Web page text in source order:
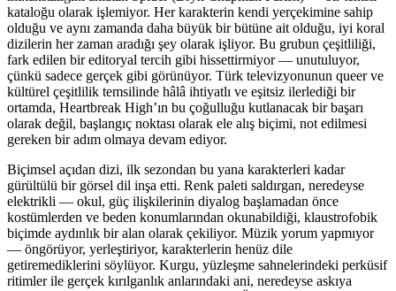
kataloğu olarak işlemiyor. Her karakterin kendi yerçekimine sahip
olduğu ve aynı zamanda daha büyük bir bütüne ait olduğu, iyi koral
dizilerin her zaman aradığı şey olarak işliyor. Bu grubun çeşitliliği,
fark edilen bir editoryal tercih gibi hissettirmiyor — unutuluyor,
çünkü sadece gerçek gibi görünüyor. Türk televizyonunun queer ve
kültürel çeşitlilik temsilinde hâlâ ihtiyatlı ve eşitsiz ilerlediği bir
ortamda, Heartbreak High’ın bu çoğulluğu kutlanacak bir başarı
olarak değil, başlangıç noktası olarak ele alış biçimi, not edilmesi
gereken bir adım olmaya devam ediyor.
Biçimsel açıdan dizi, ilk sezondan bu yana karakterleri kadar
gürültülü bir görsel dil inşa etti. Renk paleti saldırgan, neredeyse
elektrikli — okul, güç ilişkilerinin diyalog başlamadan önce
kostümlerden ve beden konumlarından okunabildiği, klaustrofobik
biçimde aydınlık bir alan olarak çekiliyor. Müzik yorum yapmıyor
— öngörüyor, yerleştiriyor, karakterlerin henüz dile
getiremediklerini söylüyor. Kurgu, yüzleşme sahnelerindeki perküsif
ritimler ile gerçek kırılganlık anlarındaki ani, neredeyse askıya